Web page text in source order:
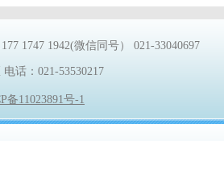
177 1747 1942(微信同号） 021-33040697
话： 021-53530217
备11023891号-1